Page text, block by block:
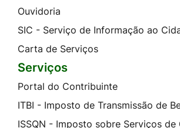
Ouvidoria
SIC - Serviço de Informação ao
Carta de Serviços
Serviços
Portal do Contribuinte
ITBI - Imposto de Transmissão de
ISSQN - Imposto sobre Serviços de